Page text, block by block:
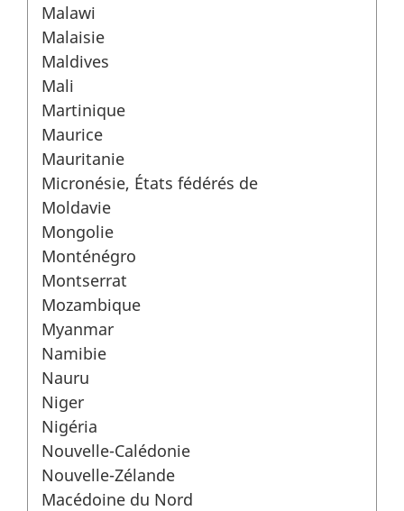
Malawi
Malaisie
Maldives
Mali
Martinique
Maurice
Mauritanie
Micronésie, États fédérés de
Moldavie
Mongolie
Monténégro
Montserrat
Mozambique
Myanmar
Namibie
Nauru
Niger
Nigéria
Nouvelle-Calédonie
Nouvelle-Zélande
Macédoine du Nord